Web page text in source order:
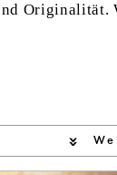
Originalität.